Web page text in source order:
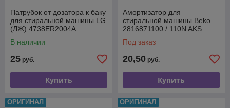
Патрубок от дозатора к баку
для стиральной машины LG
(ЛЖ) 4738ER2004A
В наличии
25 руб.
Купить
Амортизатор для
стиральной машины Beko
2816871100 / 110N AKS
mm
Под заказ
20,50 руб.
Купить
ОРИГИНАЛ ОРИГИНАЛ